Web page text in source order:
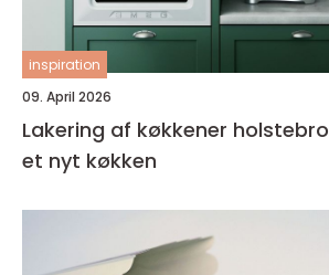
inspiration
09. April 2026
Lakering af køkkener holstebro en genvej til
et nyt køkken